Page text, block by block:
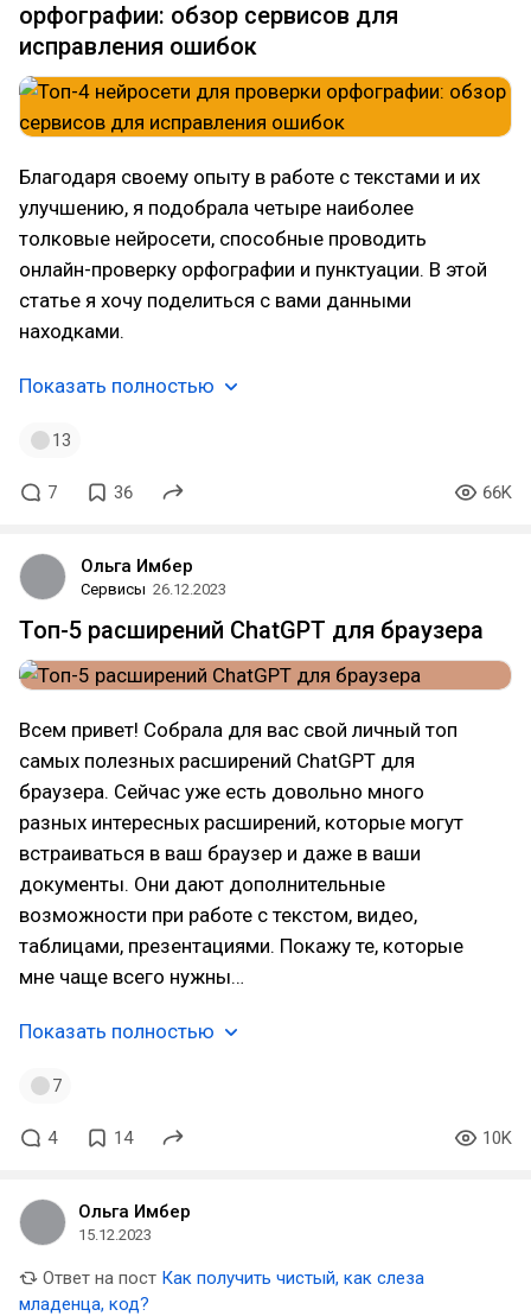
орфографии: обзор сервисов для
исправления ошибок
Благодаря своему опыту в работе с текстами и их
улучшению, я подобрала четыре наиболее
толковые нейросети, способные проводить
онлайн-проверку орфографии и пунктуации. В этой
статье я хочу поделиться с вами данными
находками.
Показать полностью
13
7 36 66K
Ольга Имбер
Сервисы 26.12.2023
Топ-5 расширений ChatGPT для браузера
Всем привет! Собрала для вас свой личный топ
самых полезных расширений ChatGPT для
браузера. Сейчас уже есть довольно много
разных интересных расширений, которые могут
встраиваться в ваш браузер и даже в ваши
документы. Они дают дополнительные
возможности при работе с текстом, видео,
таблицами, презентациями. Покажу те, которые
мне чаще всего нужны…
Показать полностью
7
4 14 10K
Ольга Имбер
15.12.2023
Ответ на пост Как получить чистый, как слеза
младенца, код?